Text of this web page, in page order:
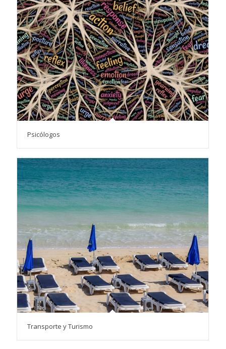
Psicólogos
Transporte y Turismo